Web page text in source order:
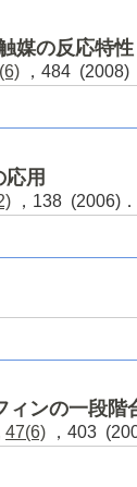
媒の反応特性
，484 (2008)
用
，138 (2006)
ィンの一段階
47(6) ，403